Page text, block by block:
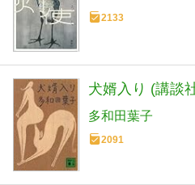
2133
犬婿入り (講談
多和田葉子
2091